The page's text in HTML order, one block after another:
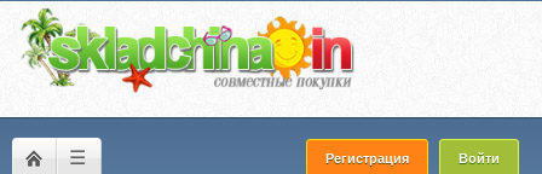
☰ Регистрация Войти